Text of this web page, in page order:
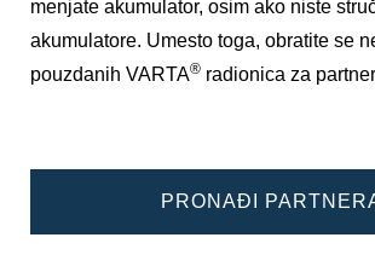
menjate akumulator, osim ako niste
akumulatore. Umesto toga, obratite se
pouzdanih VARTA® radionica za
PRONAĐI